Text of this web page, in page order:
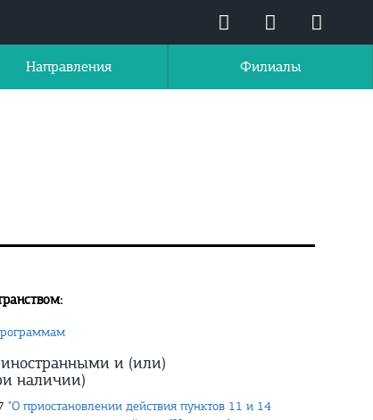
Направления Филиалы
и (или)
наличии)
"О приостановлении действия пунктов 11 и 14